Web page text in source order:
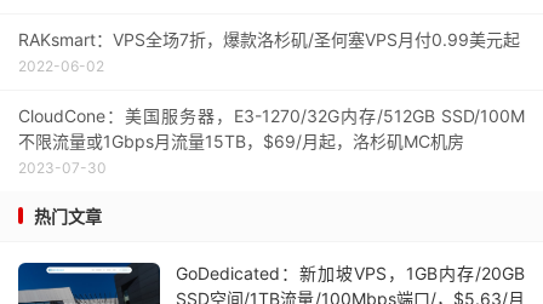
RAKsmart：VPS全场7折，爆款洛杉矶/圣何塞VPS月付0.99美元起
2022-06-02
CloudCone：美国服务器，E3-1270/32G内存/512GB SSD/100M
不限流量或1Gbps月流量15TB，$69/月起，洛杉矶MC机房
2023-07-30
热门文章
GoDedicated：新加坡VPS，1GB内存/20GB
SSD空间/1TB流量/100Mbps端口/，$5.63/月